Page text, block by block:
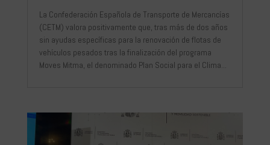
La Confederación Española de Transporte de Mercancías
(CETM) valora positivamente que, tras más de dos años
sin ayudas específicas para la renovación de flotas de
vehículos pesados tras la finalización del programa
Moves Mitma, el denominado Plan Social para el Clima...